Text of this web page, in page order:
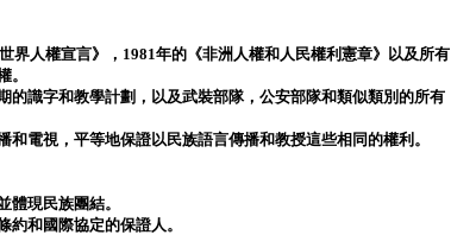
界人權宣言》，1981年的《非洲人權和人民權利憲章》以及所有
。
的識字和教學計劃，以及武裝部隊，公安部隊和類似類別的所有
電視，平等地保證以民族語言傳播和教授這些相同的權利。
體現民族團結。
和國際協定的保證人。